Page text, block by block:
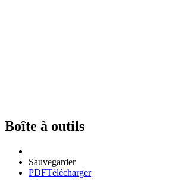
Boîte à outils
Sauvegarder
PDFTélécharger